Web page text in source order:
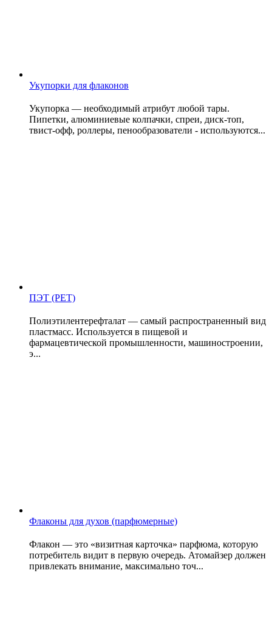
Укупорки для флаконов
Укупорка — необходимый атрибут любой тары.
Пипетки, алюминиевые колпачки, спреи, диск-топ,
твист-офф, роллеры, пенообразователи - используются...
ПЭТ (PET)
Полиэтилентерефталат — самый распространенный вид
пластмасс. Используется в пищевой и
фармацевтической промышленности, машиностроении,
э...
Флаконы для духов (парфюмерные)
Флакон — это «визитная карточка» парфюма, которую
потребитель видит в первую очередь. Атомайзер должен
привлекать внимание, максимально точ...